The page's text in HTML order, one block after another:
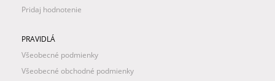
Pridaj hodnotenie
PRAVIDLÁ
Všeobecné podmienky
Všeobecné obchodné podmienky